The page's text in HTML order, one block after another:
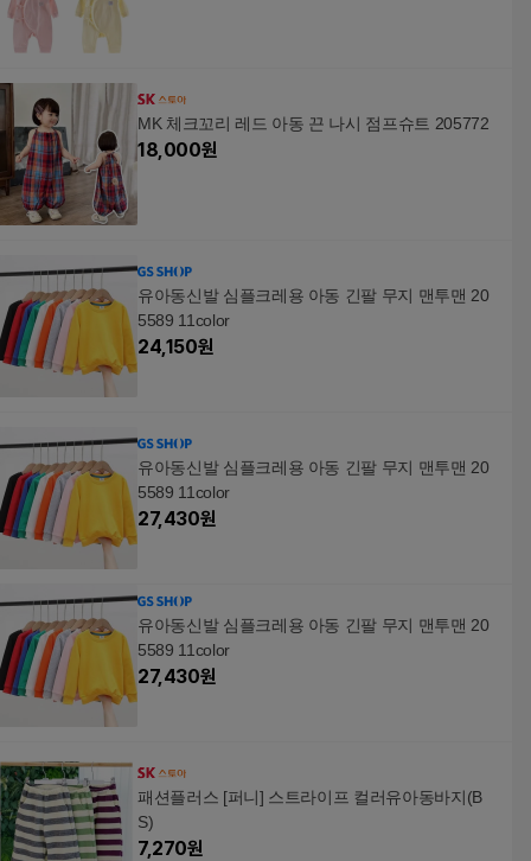
MK 체크꼬리 레드 아동 끈 나시 점프슈트 205772
18,000원
유아동신발 심플크레용 아동 긴팔 무지 맨투맨 20
5589 11color
24,150원
유아동신발 심플크레용 아동 긴팔 무지 맨투맨 20
5589 11color
27,430원
유아동신발 심플크레용 아동 긴팔 무지 맨투맨 20
5589 11color
27,430원
패션플러스 [퍼니] 스트라이프 컬러유아동바지(B
S)
7,270원